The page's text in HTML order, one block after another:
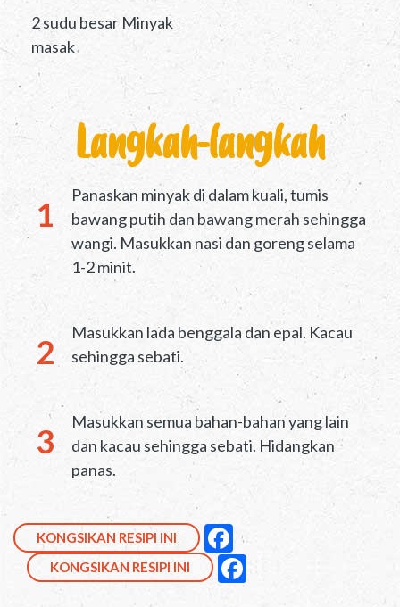
2 sudu besar Minyak
masak
Langkah-langkah
Panaskan minyak di dalam kuali, tumis
bawang putih dan bawang merah sehingga
wangi. Masukkan nasi dan goreng selama
1-2 minit.
Masukkan lada benggala dan epal. Kacau
sehingga sebati.
Masukkan semua bahan-bahan yang lain
dan kacau sehingga sebati. Hidangkan
panas.
KONGSIKAN RESIPI INI Kongsikan ini di
Facebook
null
KONGSIKAN RESIPI INI Kongsikan ini di
null